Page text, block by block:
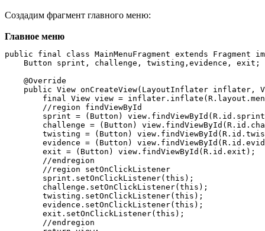
Создадим фрагмент главного меню:
Главное меню
public final class MainMenuFragment extends Fragment
    Button sprint, challenge, twisting,evidence, exit;
    @Override
public View onCreateView(LayoutInflater inflater,
final View view =
        //region findViewById
sprint = (Button)
challenge = (Button)
twisting = (Button)
evidence = (Button)
        exit = (Button) view.findViewById(R.id.exit);
        //endregion
        //region setOnClickListener
        sprint.setOnClickListener(this);
        challenge.setOnClickListener(this);
        twisting.setOnClickListener(this);
        evidence.setOnClickListener(this);
        exit.setOnClickListener(this);
        //endregion